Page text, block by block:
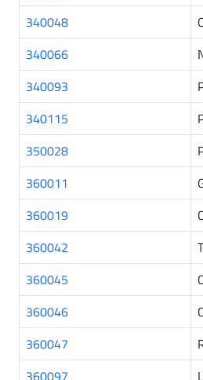
340048
340066
340093
340115
350028
360011
360019
360042
360045
360046
360047
360097